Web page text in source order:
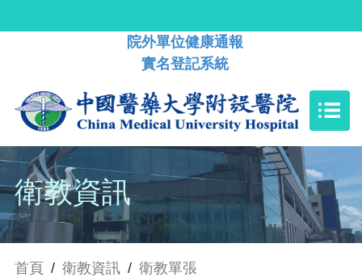
院外單位健康通報
實名登記系統
衛教資訊
首頁 / 衛教資訊 / 衛教單張